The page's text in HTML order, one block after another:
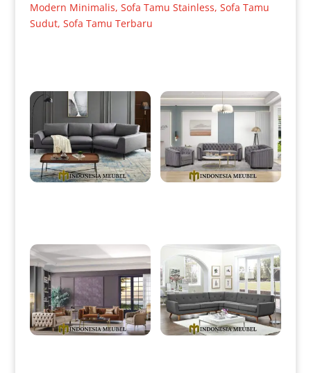
Modern Minimalis, Sofa Tamu Stainless, Sofa Tamu
Sudut, Sofa Tamu Terbaru